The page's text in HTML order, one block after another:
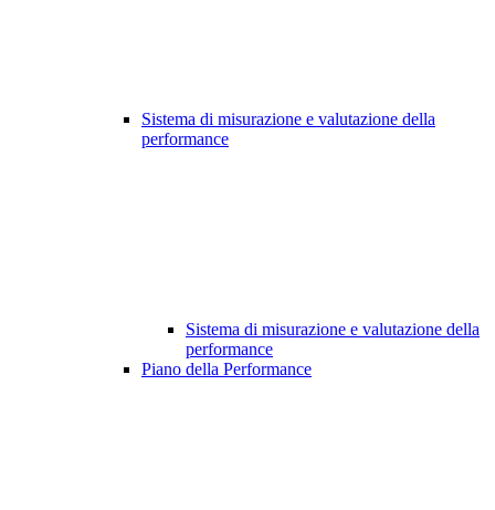
Sistema di misurazione e valutazione della
performance
Sistema di misurazione e valutazione della
performance
Piano della Performance